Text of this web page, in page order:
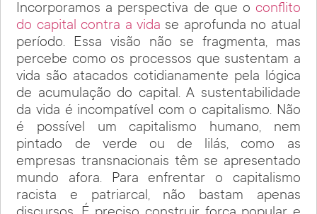
Incorporamos a perspectiva de que o conflito
do capital contra a vida se aprofunda no atual
período. Essa visão não se fragmenta, mas
percebe como os processos que sustentam a
vida são atacados cotidianamente pela lógica
de acumulação do capital. A sustentabilidade
da vida é incompatível com o capitalismo. Não
é possível um capitalismo humano, nem
pintado de verde ou de lilás, como as
empresas transnacionais têm se apresentado
mundo afora. Para enfrentar o capitalismo
racista e patriarcal, não bastam apenas